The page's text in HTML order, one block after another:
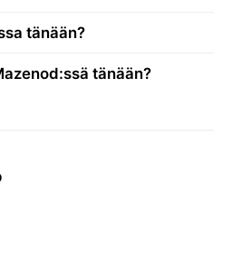
tänään?
tänään?